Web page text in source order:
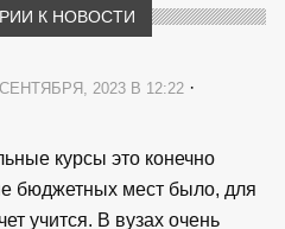
К НОВОСТИ
2023 В 12:22 ·
курсы это конечно
бюджетных мест было, для
учится. В вузах очень